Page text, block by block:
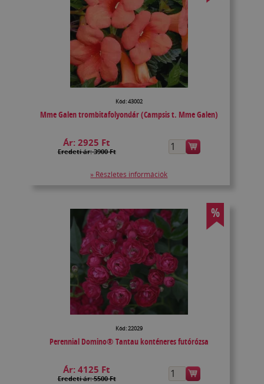
Kód: 43002
Mme Galen trombitafolyondár (Campsis t. Mme Galen)
Ár:2925 Ft
Eredeti ár: 3900 Ft
» Részletes információk
%
Kód: 22029
Perennial Domino® Tantau konténeres futórózsa
Ár:4125 Ft
Eredeti ár: 5500 Ft